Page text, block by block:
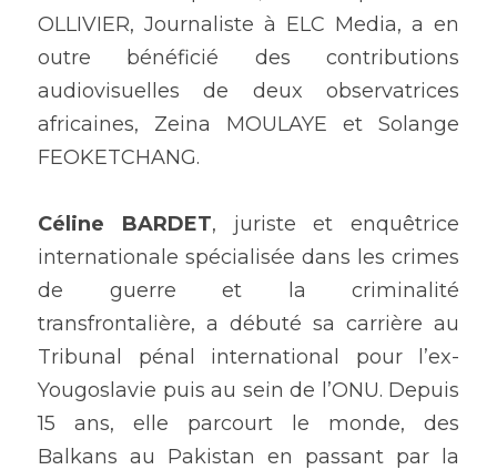
OLLIVIER, Journaliste à ELC Media, a en
outre bénéficié des contributions
audiovisuelles de deux observatrices
africaines, Zeina MOULAYE et Solange
FEOKETCHANG.
Céline BARDET, juriste et enquêtrice
internationale spécialisée dans les crimes
de guerre et la criminalité
transfrontalière, a débuté sa carrière au
Tribunal pénal international pour l’ex-
Yougoslavie puis au sein de l’ONU. Depuis
15 ans, elle parcourt le monde, des
Balkans au Pakistan en passant par la